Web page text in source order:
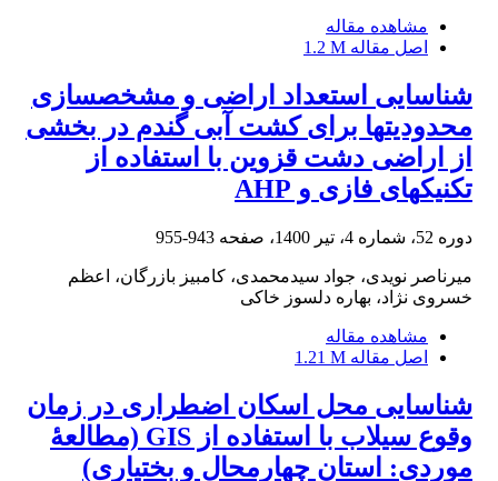
مشاهده مقاله
اصل مقاله 1.2 M
شناسایی استعداد اراضی و مشخص‎سازی
محدودیت‎ها برای کشت آبی گندم در بخشی
از اراضی دشت قزوین با استفاده از
تکنیک‎های فازی و AHP
دوره 52، شماره 4، تیر 1400، صفحه 943-955
میرناصر نویدی، جواد سیدمحمدی، کامبیز بازرگان، اعظم
خسروی نژاد، بهاره دلسوز خاکی
مشاهده مقاله
اصل مقاله 1.21 M
شناسایی محل اسکان اضطراری در زمان
وقوع سیلاب با استفاده از GIS ‌(مطالعۀ
موردی: استان چهارمحال و بختیاری)